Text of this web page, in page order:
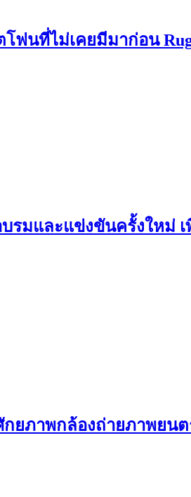
ฟนที่ไม่เคยมีมาก่อน
รมและแข่งขันครั้งให
กยภาพกล้องถ่ายภาพย